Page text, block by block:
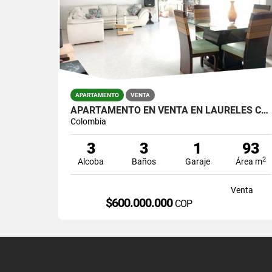
APARTAMENTO VENTA
APARTAMENTO EN VENTA EN LAURELES CERCA A LA AVENIA BOLIVARIANA
Colombia
3
Alcoba
3
Baños
1
Garaje
93
Área m2
Venta
$600.000.000 COP